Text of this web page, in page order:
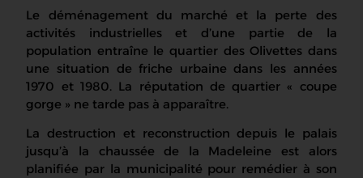
Le déménagement du marché et la perte des
activités industrielles et d’une partie de la
population entraîne le quartier des Olivettes dans
une situation de friche urbaine dans les années
1970 et 1980. La réputation de quartier « coupe
gorge » ne tarde pas à apparaître.
La destruction et reconstruction depuis le palais
jusqu’à la chaussée de la Madeleine est alors
planifiée par la municipalité pour remédier à son